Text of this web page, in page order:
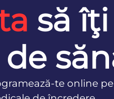
să
te online